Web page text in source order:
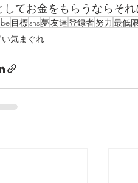
してお金をもらうならそ
目標sns夢友達登録者努力 最低限
い気まぐれ